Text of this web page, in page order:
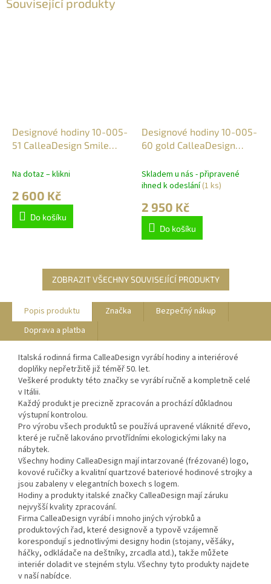
Designové hodiny 10-005-
51 CalleaDesign Smile
Na dotaz – klikni
2 600 Kč
Do košíku
Designové hodiny 10-005-
60 gold CalleaDesign
Skladem u nás - připravené
ihned k odeslání(1 ks)
2 950 Kč
Do košíku
ZOBRAZIT VŠECHNY SOUVISEJÍCÍ PRODUKTY
Popis produktu Značka
Bezpečný nákup
Doprava a platba
Italská rodinná firma CalleaDesign vyrábí hodiny a interiérové
doplňky nepřetržitě již téměř 50. let.
Veškeré produkty této značky se vyrábí ručně a kompletně celé
v Itálii.
Každý produkt je precizně zpracován a prochází důkladnou
výstupní kontrolou.
Pro výrobu všech produktů se používá upravené vláknité dřevo,
které je ručně lakováno prvotřídními ekologickými laky na
nábytek.
Všechny hodiny CalleaDesign mají intarzované (frézované) logo,
kovové ručičky a kvalitní quartzové bateriové hodinové strojky a
jsou zabaleny v elegantních boxech s logem.
Hodiny a produkty italské značky CalleaDesign mají záruku
nejvyšší kvality zpracování.
Firma CalleaDesign vyrábí i mnoho jiných výrobků a
produktových řad, které designově a typově vzájemně
korespondují s jednotlivými designy hodin (stojany, věšáky,
háčky, odkládače na deštníky, zrcadla atd.), takže můžete
interiér doladit ve stejném stylu. Všechny tyto produkty najdete
v naší nabídce.